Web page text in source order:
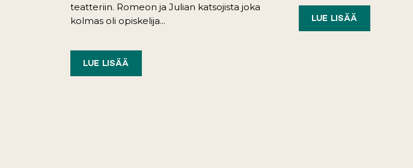
teatteriin. Romeon ja Julian katsojista joka
kolmas oli opiskelija...
LUE LISÄÄ
LUE LISÄÄ